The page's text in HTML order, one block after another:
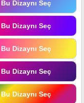
Bu Dizaynı Seç
Bu Dizaynı Seç
Bu Dizaynı Seç
Bu Dizaynı Seç
Bu Dizaynı Seç